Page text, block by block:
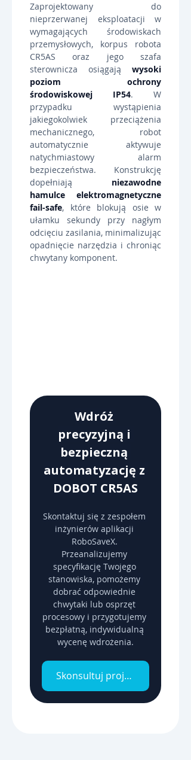
Zaprojektowany do
nieprzerwanej eksploatacji w
wymagających środowiskach
przemysłowych, korpus robota
CR5AS oraz jego szafa
sterownicza osiągają wysoki
poziom ochrony
środowiskowej IP54. W
przypadku wystąpienia
jakiegokolwiek przeciążenia
mechanicznego, robot
automatycznie aktywuje
natychmiastowy alarm
bezpieczeństwa. Konstrukcję
dopełniają niezawodne
hamulce elektromagnetyczne
fail-safe, które blokują osie w
ułamku sekundy przy nagłym
odcięciu zasilania, minimalizując
opadnięcie narzędzia i chroniąc
chwytany komponent.
Wdróż
precyzyjną i
bezpieczną
automatyzację z
DOBOT CR5AS
Skontaktuj się z zespołem
inżynierów aplikacji
RoboSaveX.
Przeanalizujemy
specyfikację Twojego
stanowiska, pomożemy
dobrać odpowiednie
chwytaki lub osprzęt
procesowy i przygotujemy
bezpłatną, indywidualną
wycenę wdrożenia.
Skonsultuj projekt z inżynierem